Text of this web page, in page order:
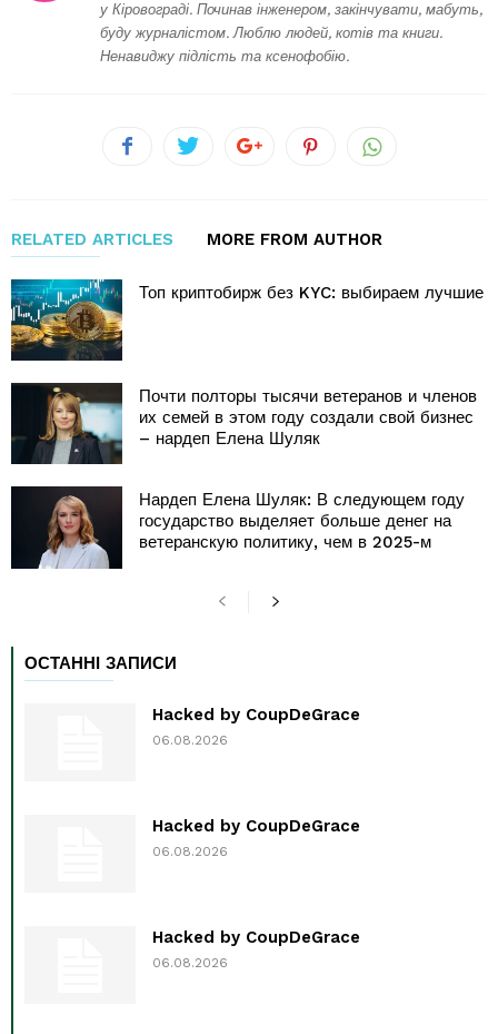
у Кіровограді. Починав інженером, закінчувати, мабуть,
буду журналістом. Люблю людей, котів та книги.
Ненавиджу підлість та ксенофобію.
RELATED ARTICLES MORE FROM AUTHOR
Топ криптобирж без KYC: выбираем лучшие
Почти полторы тысячи ветеранов и членов
их семей в этом году создали свой бизнес
– нардеп Елена Шуляк
Нардеп Елена Шуляк: В следующем году
государство выделяет больше денег на
ветеранскую политику, чем в 2025-м
ОСТАННІ ЗАПИСИ
Hacked by CoupDeGrace
06.08.2026
Hacked by CoupDeGrace
06.08.2026
Hacked by CoupDeGrace
06.08.2026